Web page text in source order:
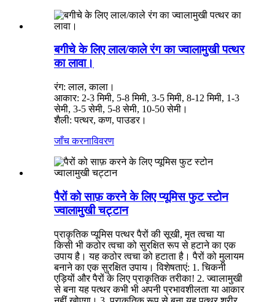
बगीचे के लिए लाल/काले रंग का ज्वालामुखी पत्थर
का लावा।
रंग: लाल, काला।
आकार: 2-3 मिमी, 5-8 मिमी, 3-5 मिमी, 8-12 मिमी, 1-3
सेमी, 3-5 सेमी, 5-8 सेमी, 10-50 सेमी।
शैली: पत्थर, कण, पाउडर।
जाँच करनाविवरण
पैरों को साफ़ करने के लिए प्यूमिस फुट स्टोन
ज्वालामुखी चट्टान
प्राकृतिक प्यूमिस पत्थर पैरों की सूखी, मृत त्वचा या
किसी भी कठोर त्वचा को सुरक्षित रूप से हटाने का एक
उपाय है। यह कठोर त्वचा को हटाता है। पैरों को मुलायम
बनाने का एक सुरक्षित उपाय। विशेषताएं: 1. चिकनी
एड़ियों और पैरों के लिए प्राकृतिक तरीका! 2. ज्वालामुखी
से बना यह पत्थर कभी भी अपनी प्रभावशीलता या आकार